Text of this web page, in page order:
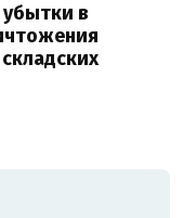
убытки в